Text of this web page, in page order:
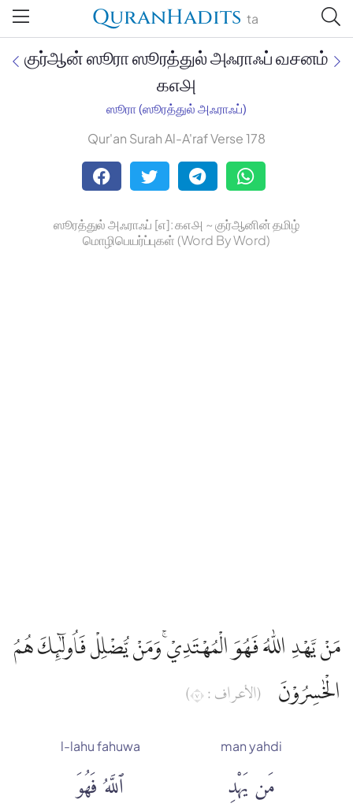
QuranHadits ta
Jan Trust Foundation
Mufti Omar Sheriff Qasimi,
குர்ஆன் ஸூரா ஸூரத்துல் அஃராஃப் வசனம்
௧௭௮
ஸூரா (ஸூரத்துல் அஃராஃப்)
Qur'an Surah Al-A'raf Verse 178
ஸூரத்துல் அஃராஃப் [௭]: ௧௭௮ ~ குர்ஆனின் தமிழ்
மொழிபெயர்ப்புகள் (Word By Word)
مَنْ يَّهْدِ اللّٰهُ فَهُوَ الْمُهْتَدِيْۚ وَمَنْ يُّضْلِلْ فَاُولٰۤىِٕكَ هُمُ
الْخٰسِرُوْنَ
(الأعراف : ٧)
man yahdi
مَن يَهْدِ
l-lahu fahuwa
ٱللَّهُ فَهُوَ